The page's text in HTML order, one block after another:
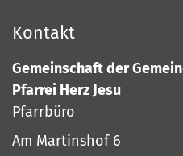
Kontakt
Gemeinschaft der
Pfarrei Herz Jesu
Pfarrbüro
Am Martinshof 6